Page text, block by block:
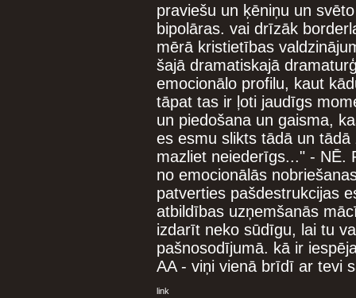
praviešu un ķēniņu un
bipolāras. vai drīzāk
mērā kristietības
šajā dramatiskajā
emocionālo profilu, kaut
tāpat tas ir ļoti jaudīgs
un piedošana un gaisma,
es esmu slikts tādā un
mazliet neiederīgs..." - NĒ.
no emocionālās
patverties pašdestrukcijas
atbildības uzņemšanās
izdarīt neko sūdīgu, lai tu
pašnosodījumā. kā ir
AA - viņi vienā brīdī ar tevi
link